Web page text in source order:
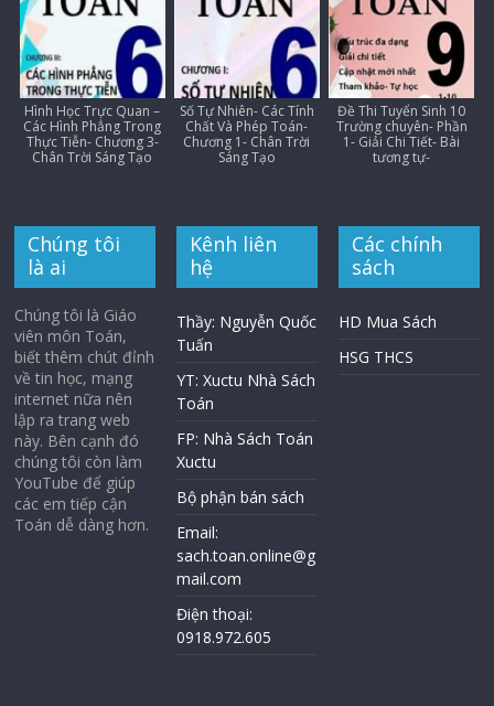
Hình Học Trực Quan –
Các Hình Phẳng Trong
Thực Tiễn- Chương 3-
Chân Trời Sáng Tạo
Số Tự Nhiên- Các Tính
Chất Và Phép Toán-
Chương 1- Chân Trời
Sáng Tạo
Đề Thi Tuyển Sinh 10
Trường chuyên- Phần
1- Giải Chi Tiết- Bài
tương tự-
Chúng tôi
là ai
Chúng tôi là Giáo
viên môn Toán,
biết thêm chút đỉnh
về tin học, mạng
internet nữa nên
lập ra trang web
này. Bên cạnh đó
chúng tôi còn làm
YouTube để giúp
các em tiếp cận
Toán dễ dàng hơn.
Kênh liên
hệ
Thầy: Nguyễn Quốc
Tuấn
YT: Xuctu Nhà Sách
Toán
FP: Nhà Sách Toán
Xuctu
Bộ phận bán sách
Email:
sach.toan.online@g
mail.com
Điện thoại:
0918.972.605
Các chính
sách
HD Mua Sách
HSG THCS